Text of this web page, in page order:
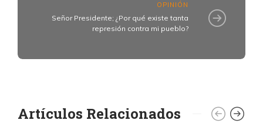
OPINIÓN
Señor Presidente; ¿Por qué existe tanta
represión contra mi pueblo?
Artículos Relacionados